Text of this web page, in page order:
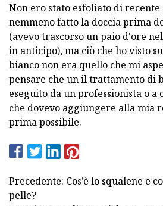
Non ero stato esfoliato di recente
nemmeno fatto la doccia prima
(avevo trascorso un paio d'ore
in anticipo), ma ciò che ho visto
bianco non era quello che mi
pensare che un il trattamento di
eseguito da un professionista o a
che dovevo aggiungere alla mia
prima possibile.
Precedente: Cos’è lo squalene e
pelle?